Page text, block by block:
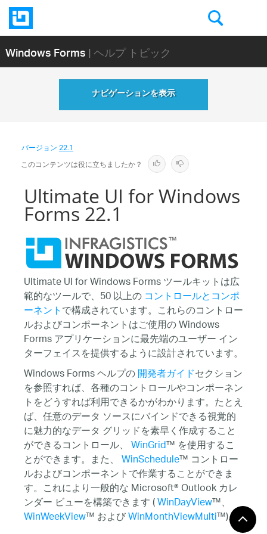
Windows Forms| ヘルプ トピック
ナビゲーションを表示
バージョン22.1
このコンテンツは役に立ちましたか？
Ultimate UI for Windows
Forms 22.1
Ultimate UI for Windows Forms ツールキットは広
範的なツールで、50 以上のコントロールとコンポ
ーネントで構成されています。これらのコントロー
ルおよびコンポーネントはご使用の Windows
Forms アプリケーションに最先端のユーザー イン
ターフェイスを提供するように設計されています。
Windows Forms ヘルプの開発者ガイドセクション
を参照すれば、各種のコントロールやコンポーネン
トをどうすれば利用できるかがわかります。たとえ
ば、任意のデータ ソースにバインドできる視覚的
に魅力的なデータ グリッドを素早く作成すること
ができるコントロール、 WinGrid™ を使用するこ
とができます。また、 WinSchedule™ コントロー
ルおよびコンポーネントで作業することができま
す。これにより一般的な Microsoft® Outlook カレ
ンダー ビューを構築できます (WinDayView™、
WinWeekView™ およびWinMonthViewMulti™)。